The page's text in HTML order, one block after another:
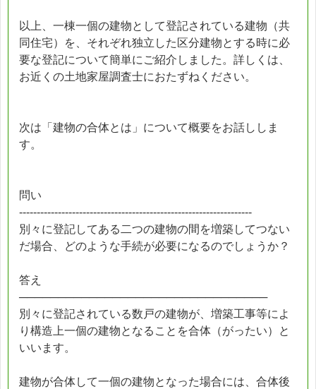
以上、一棟一個の建物として登記されている建物（共
同住宅）を、それぞれ独立した区分建物とする時に必
要な登記について簡単にご紹介しました。詳しくは、
お近くの土地家屋調査士におたずねください。
次は「建物の合体とは」について概要をお話ししま
す。
問い
------------------------------------------------------------------
別々に登記してある二つの建物の間を増築してつない
だ場合、どのような手続が必要になるのでしょうか？
答え
────────────────────────────────
別々に登記されている数戸の建物が、増築工事等によ
り構造上一個の建物となることを合体（がったい）と
いいます。
建物が合体して一個の建物となった場合には、合体後